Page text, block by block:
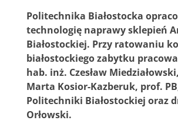
Politechnika Białostocka
technologię naprawy sklepień
Białostockiej. Przy ratowaniu
białostockiego zabytku
hab. inż. Czesław
Marta Kosior-Kazberuk, prof.
Politechniki Białostockiej oraz
Orłowski.